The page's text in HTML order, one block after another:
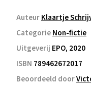
AuteurKlaartje
CategorieNon-fictie
Uitgeverij EPO, 2020
ISBN 789462672017
Beoordeeld door